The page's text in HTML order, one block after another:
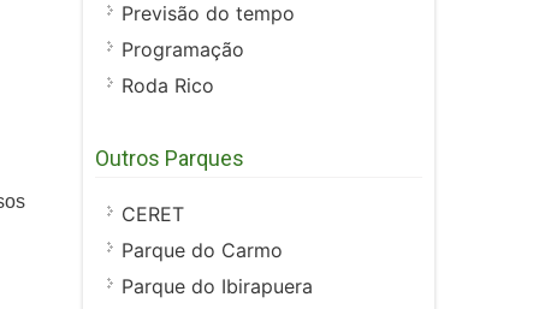
Previsão do tempo
Programação
Roda Rico
Outros Parques
CERET
Parque do Carmo
Parque do Ibirapuera